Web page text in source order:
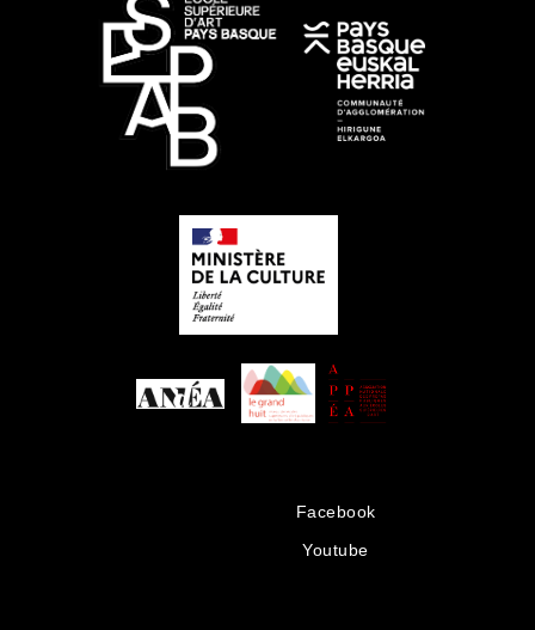
Facebook
Youtube